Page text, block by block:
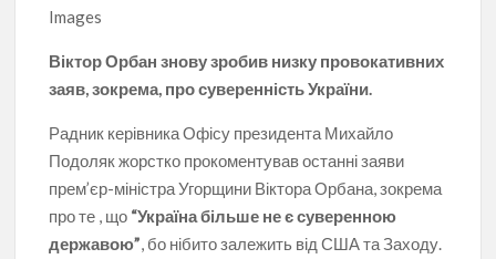
Images
Віктор Орбан знову зробив низку провокативних
заяв, зокрема, про суверенність України.
Радник керівника Офісу президента Михайло
Подоляк жорстко прокоментував останні заяви
прем’єр-міністра Угорщини Віктора Орбана, зокрема
про те , що “Україна більше не є суверенною
державою”, бо нібито залежить від США та Заходу.